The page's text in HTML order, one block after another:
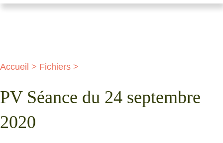
Accueil > Fichiers >
PV Séance du 24 septembre
2020